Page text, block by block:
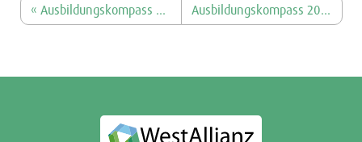
Ausbildungskompass 2021/2022 Ausbildungskompass 2023